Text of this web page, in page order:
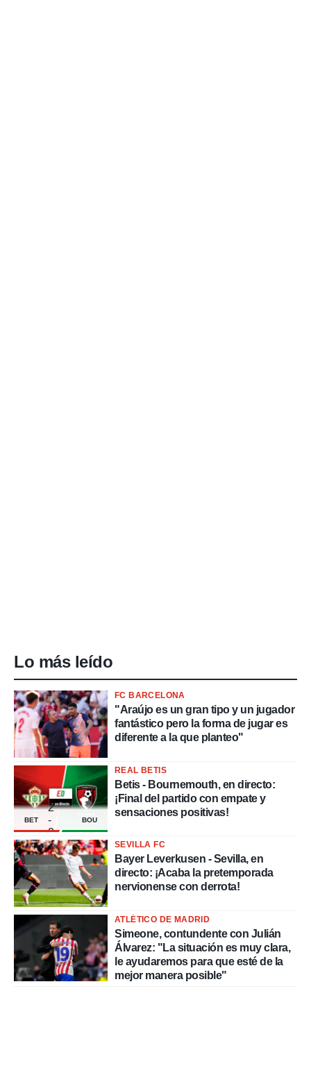
Lo más leído
FC BARCELONA
"Araújo es un gran tipo y un jugador
fantástico pero la forma de jugar es
diferente a la que planteo"
BET
2
-
2
BOU
REAL BETIS
Betis - Bournemouth, en directo:
¡Final del partido con empate y
sensaciones positivas!
SEVILLA FC
Bayer Leverkusen - Sevilla, en
directo: ¡Acaba la pretemporada
nervionense con derrota!
ATLÉTICO DE MADRID
Simeone, contundente con Julián
Álvarez: "La situación es muy clara,
le ayudaremos para que esté de la
mejor manera posible"